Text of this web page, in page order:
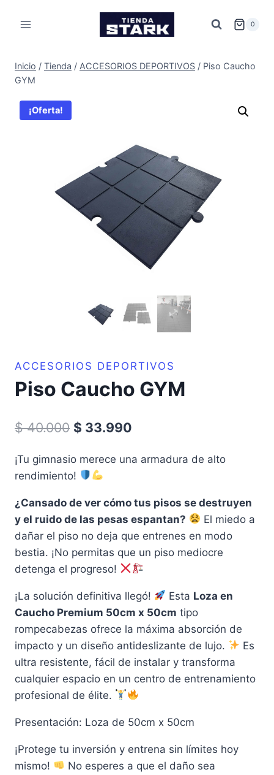
0
Inicio / Tienda / ACCESORIOS DEPORTIVOS / Piso Caucho
GYM
¡Oferta!
ACCESORIOS DEPORTIVOS
Piso Caucho GYM
$40.000 El
original
$ 40.000.
$ 33.990
actual
$ 33.990.
¡Tu gimnasio merece una armadura de alto
rendimiento!
¿Cansado de ver cómo tus pisos se destruyen
y el ruido de las pesas espantan?
El miedo a
dañar el piso no deja que entrenes en modo
bestia. ¡No permitas que un piso mediocre
detenga el progreso!
¡La solución definitiva llegó! Esta Loza en
Caucho Premium 50cm x 50cm tipo
rompecabezas ofrece la máxima absorción de
impacto y un diseño antideslizante de lujo.
Es
ultra resistente, fácil de instalar y transforma
cualquier espacio en un centro de entrenamiento
profesional de élite.
Presentación: Loza de 50cm x 50cm
¡Protege tu inversión y entrena sin límites hoy
mismo!
No esperes a que el daño sea